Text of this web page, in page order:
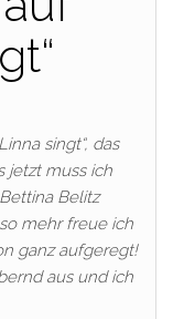
singt“, das
jetzt muss ich
Belitz
mehr freue ich
ganz aufgeregt!
aus und ich